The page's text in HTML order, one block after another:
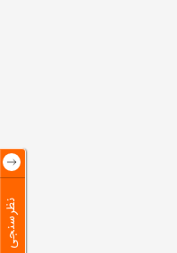
نظرسنجی